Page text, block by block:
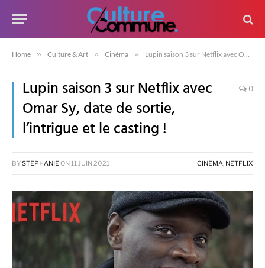
Home » Culture & Art » Cinéma » Lupin saison 3 sur Netflix avec Omar Sy, date de sortie, l’intrigue et le casting !
Lupin saison 3 sur Netflix avec
Omar Sy, date de sortie,
l’intrigue et le casting !
0
BYSTÉPHANIEON 11 JUIN 2021 CINÉMA, NETFLIX